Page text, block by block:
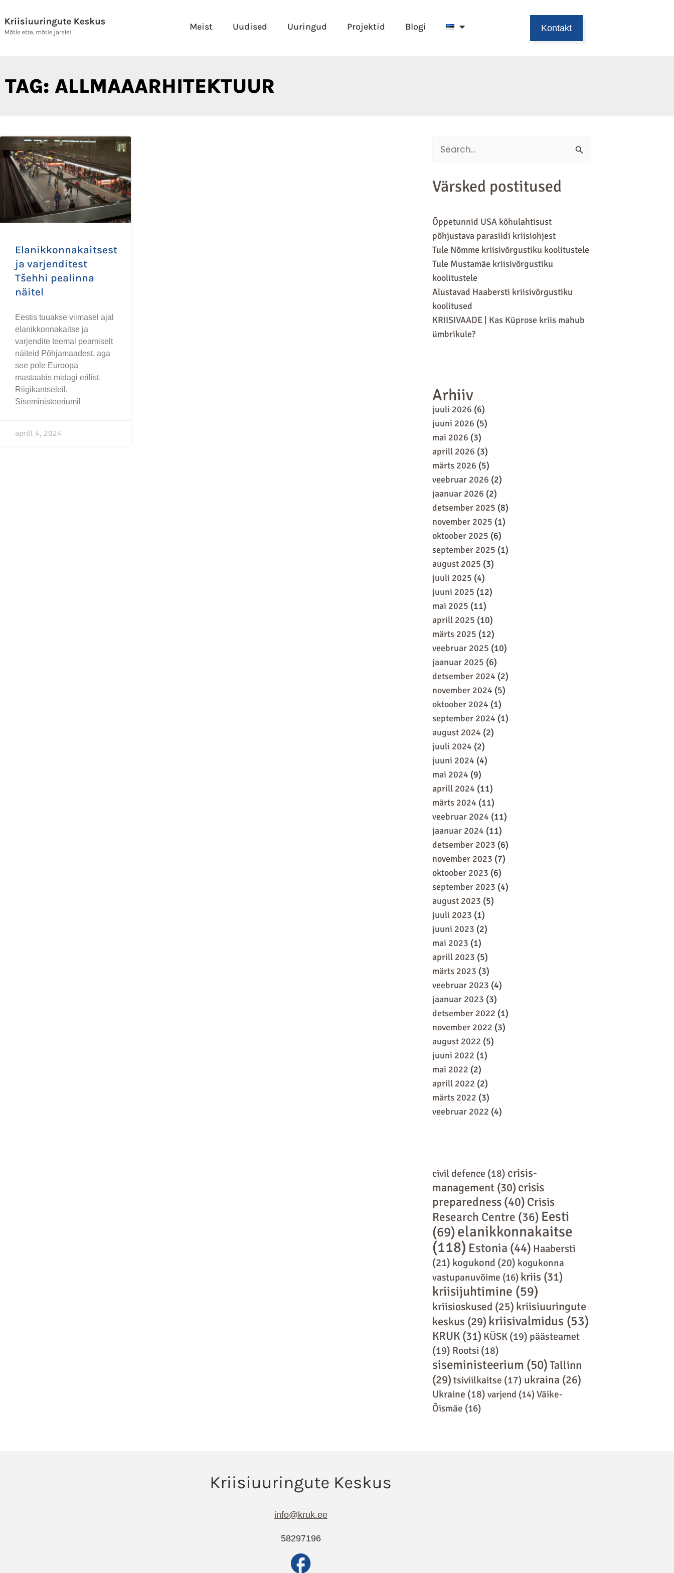
to
content
Meist Uudised Uuringud Projektid Blogi Kontakt
TAG: ALLMAAARHITEKTUUR
Elanikkonnakaitsest
ja varjenditest
Tšehhi pealinna
näitel
Eestis tuuakse viimasel ajal
elanikkonnakaitse ja
varjendite teemal peamiselt
näiteid Põhjamaadest, aga
see pole Euroopa
mastaabis midagi erilist.
Riigikantseleil,
Siseministeeriumil
aprill 4, 2024
Search
Värsked postitused
Õppetunnid USA kõhulahtisust
põhjustava parasiidi kriisiohjest
Tule Nõmme kriisivõrgustiku koolitustele
Tule Mustamäe kriisivõrgustiku
koolitustele
Alustavad Haabersti kriisivõrgustiku
koolitused
KRIISIVAADE | Kas Küprose kriis mahub
ümbrikule?
Arhiiv
juuli 2026 (6)
juuni 2026 (5)
mai 2026 (3)
aprill 2026 (3)
märts 2026 (5)
veebruar 2026 (2)
jaanuar 2026 (2)
detsember 2025 (8)
november 2025 (1)
oktoober 2025 (6)
september 2025 (1)
august 2025 (3)
juuli 2025 (4)
juuni 2025 (12)
mai 2025 (11)
aprill 2025 (10)
märts 2025 (12)
veebruar 2025 (10)
jaanuar 2025 (6)
detsember 2024 (2)
november 2024 (5)
oktoober 2024 (1)
september 2024 (1)
august 2024 (2)
juuli 2024 (2)
juuni 2024 (4)
mai 2024 (9)
aprill 2024 (11)
märts 2024 (11)
veebruar 2024 (11)
jaanuar 2024 (11)
detsember 2023 (6)
november 2023 (7)
oktoober 2023 (6)
september 2023 (4)
august 2023 (5)
juuli 2023 (1)
juuni 2023 (2)
mai 2023 (1)
aprill 2023 (5)
märts 2023 (3)
veebruar 2023 (4)
jaanuar 2023 (3)
detsember 2022 (1)
november 2022 (3)
august 2022 (5)
juuni 2022 (1)
mai 2022 (2)
aprill 2022 (2)
märts 2022 (3)
veebruar 2022 (4)
civil defence (18) crisis-
management(30) crisis
preparedness(40) Crisis
Research Centre (36) Eesti
(69)elanikkonnakaitse
(118) Estonia (44) Haabersti
(21) kogukond (20) kogukonna
vastupanuvõime (16) kriis (31)
kriisijuhtimine (59)
kriisioskused (25) kriisiuuringute
keskus (29) kriisivalmidus (53)
KRUK(31) KÜSK(19) päästeamet
(19) Rootsi (18)
siseministeerium (50)Tallinn
(29) tsiviilkaitse (17) ukraina (26)
Ukraine (18) varjend (14) Väike-
Õismäe (16)
info@kruk.ee
58297196